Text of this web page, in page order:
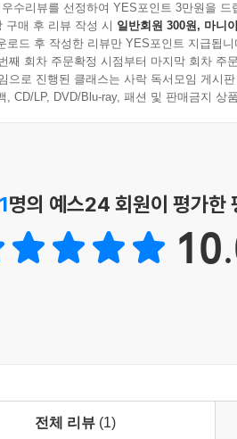
쳤다. ‘그래 이거지. 노래란 이런 거
그대로 잡아 두려고 할 필요도 없고,
아지를 떠올리고, 어떤 이는 귀갓길
들을, 그 둘로 쉽게 나눌 수 없는 것들
래가 나를 부른다고도 할 수 있겠다. 그
불러내고 싶은 것들의 통로이고, 나
람에게 노래하는 순간은 극히 일부
은 촘촘히 채워진 잡무의 일상 위에
과 유통, 홍보에 관계된 일을 모두
일을 보내면서 거절과 협상의 태도
한다. 매일의 핵심적이지 않은 일들이
게 탄생할까. 저자는 종종 사람들과
한 경험으로 발전할 때 가능한 일이
어 두면서 노래가 자신을 찾아올 수
악가로 살아왔지만 저자는 여전히
면 나아질 거야’를 곱씹으며 반복의
수리뷰를 선정하여 YES포인트 3만원을 드
구매 후 리뷰 작성 시 일반회원 300원, 마니
로드 후 작성한 리뷰만 YES포인트 지급됩니
째 회차 주문확정 시점부터 마지막 회차 주
으로 진행된 클래스는 사락 독서모임 게시
, CD/LP, DVD/Blu-ray, 패션 및 판매금지 상
1명의 예스24 회원이 평가한
전체 리뷰 (1)